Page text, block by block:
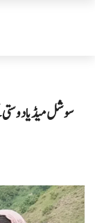
سوشل میڈیا دوستی